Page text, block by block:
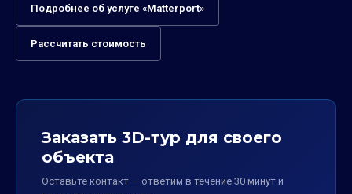
Подробнее об услуге «Matterport»
Рассчитать стоимость
Заказать 3D-тур для своего
объекта
Оставьте контакт — ответим в течение 30 минут и